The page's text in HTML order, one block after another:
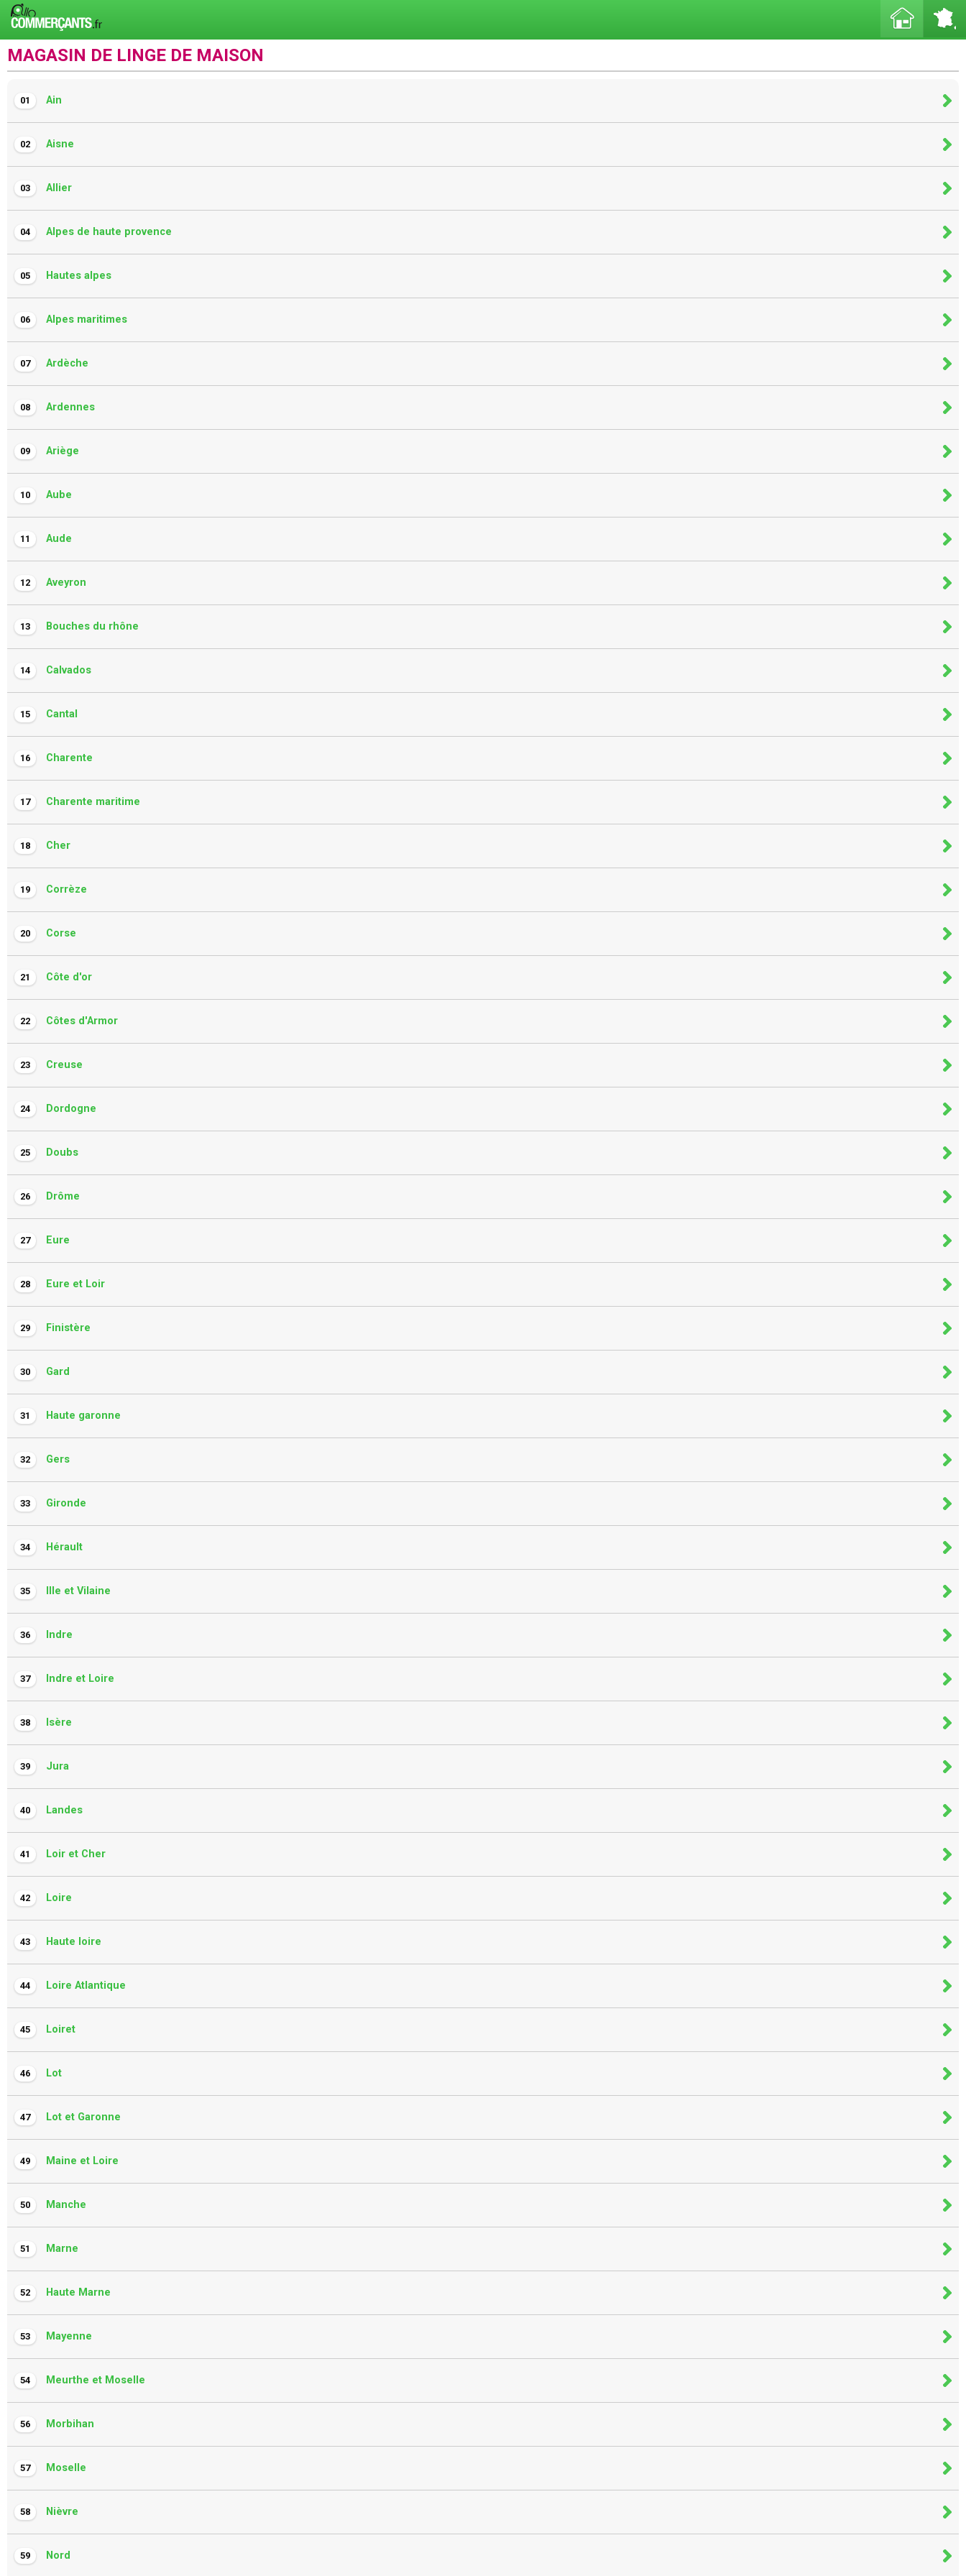
MAGASIN DE LINGE DE MAISON
01 Ain
02 Aisne
03 Allier
04 Alpes de haute provence
05 Hautes alpes
06 Alpes maritimes
07 Ardèche
08 Ardennes
09 Ariège
10 Aube
11 Aude
12 Aveyron
13 Bouches du rhône
14 Calvados
15 Cantal
16 Charente
17 Charente maritime
18 Cher
19 Corrèze
20 Corse
21 Côte d'or
22 Côtes d'Armor
23 Creuse
24 Dordogne
25 Doubs
26 Drôme
27 Eure
28 Eure et Loir
29 Finistère
30 Gard
31 Haute garonne
32 Gers
33 Gironde
34 Hérault
35 Ille et Vilaine
36 Indre
37 Indre et Loire
38 Isère
39 Jura
40 Landes
41 Loir et Cher
42 Loire
43 Haute loire
44 Loire Atlantique
45 Loiret
46 Lot
47 Lot et Garonne
49 Maine et Loire
50 Manche
51 Marne
52 Haute Marne
53 Mayenne
54 Meurthe et Moselle
56 Morbihan
57 Moselle
58 Nièvre
59 Nord